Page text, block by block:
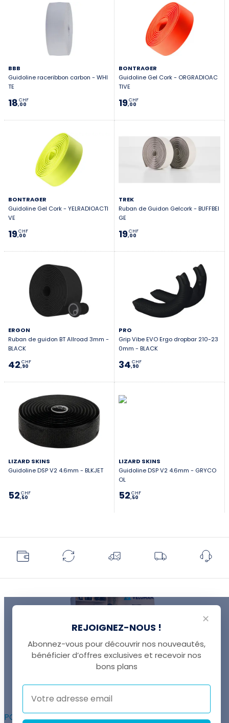
BBB
Guidoline raceribbon carbon - WHI
TE
18,00
CHF
BONTRAGER
Guidoline Gel Cork - ORGRADIOAC
TIVE
19,00
CHF
BONTRAGER
Guidoline Gel Cork - YELRADIOACTI
VE
19,00
CHF
TREK
Ruban de Guidon Gelcork - BUFFBEI
GE
19,00
CHF
ERGON
Ruban de guidon BT Allroad 3mm -
BLACK
42,90
CHF
PRO
Grip Vibe EVO Ergo dropbar 210-23
0mm - BLACK
34,90
CHF
LIZARD SKINS
Guidoline DSP V2 4.6mm - BLKJET
52,50
CHF
LIZARD SKINS
Guidoline DSP V2 4.6mm - GRYCO
OL
52,50
CHF
UNE QUESTION ?
+41 22 307 02 00
POUR ALLER PLUS LOIN :
✕
REJOIGNEZ-NOUS !
Abonnez-vous pour découvrir nos nouveautés,
bénéficier d’offres exclusives et recevoir nos
bons plans